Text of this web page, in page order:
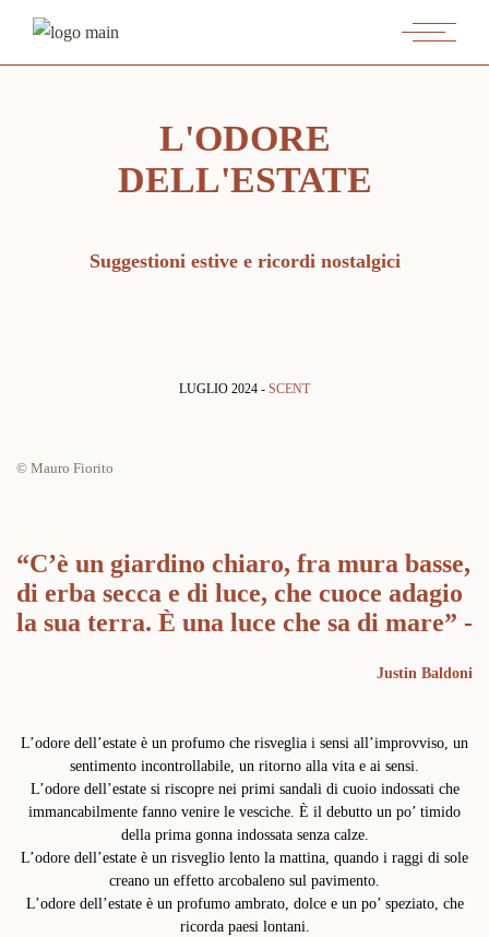
L'ODORE
DELL'ESTATE
Suggestioni estive e ricordi nostalgici
LUGLIO 2024 - SCENT
© Mauro Fiorito
“C’è un giardino chiaro, fra mura basse,
di erba secca e di luce, che cuoce adagio
la sua terra. È una luce che sa di mare” -
Justin Baldoni
L’odore dell’estate è un profumo che risveglia i sensi all’improvviso, un
sentimento incontrollabile, un ritorno alla vita e ai sensi.
L’odore dell’estate si riscopre nei primi sandali di cuoio indossati che
immancabilmente fanno venire le vesciche. È il debutto un po’ timido
della prima gonna indossata senza calze.
L’odore dell’estate è un risveglio lento la mattina, quando i raggi di sole
creano un effetto arcobaleno sul pavimento.
L’odore dell’estate è un profumo ambrato, dolce e un po’ speziato, che
ricorda paesi lontani.